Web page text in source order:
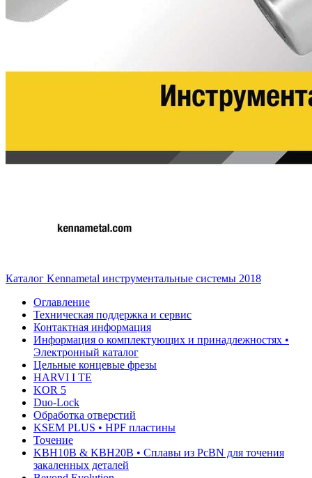
Каталог Kennametal инструментальные системы 2018
Оглавление
Техническая поддержка и сервис
Контактная информация
Информация о комплектующих и принадлежностях •
Электронный каталог
Цельные концевые фрезы
HARVI I TE
KOR 5
Duo-Lock
Обработка отверстий
KSEM PLUS • HPF пластины
Точение
KBH10B & KBH20B • Сплавы из PcBN для точения
закаленных деталей